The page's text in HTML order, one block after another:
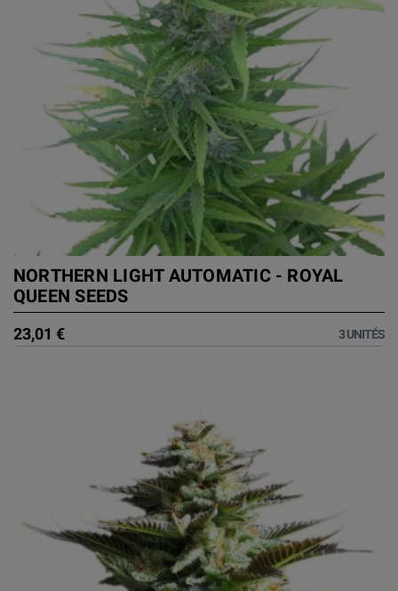
NORTHERN LIGHT AUTOMATIC - ROYAL
QUEEN SEEDS
23,01 € 3 UNITÉS